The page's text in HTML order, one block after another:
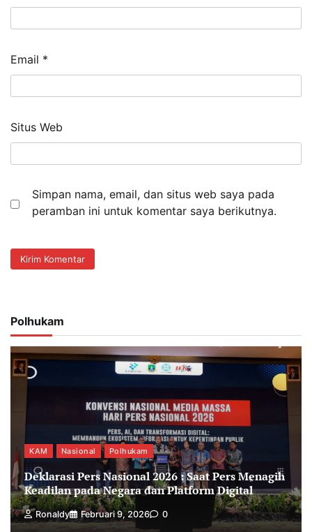
Email *
Situs Web
Simpan nama, email, dan situs web saya pada
peramban ini untuk komentar saya berikutnya.
Polhukam
KAM Nasional Polhukam
Deklarasi Pers Nasional 2026 : Saat Pers Menagih
Keadilan pada Negara dan Platform Digital
Ronaldy Februari 9, 2026 0